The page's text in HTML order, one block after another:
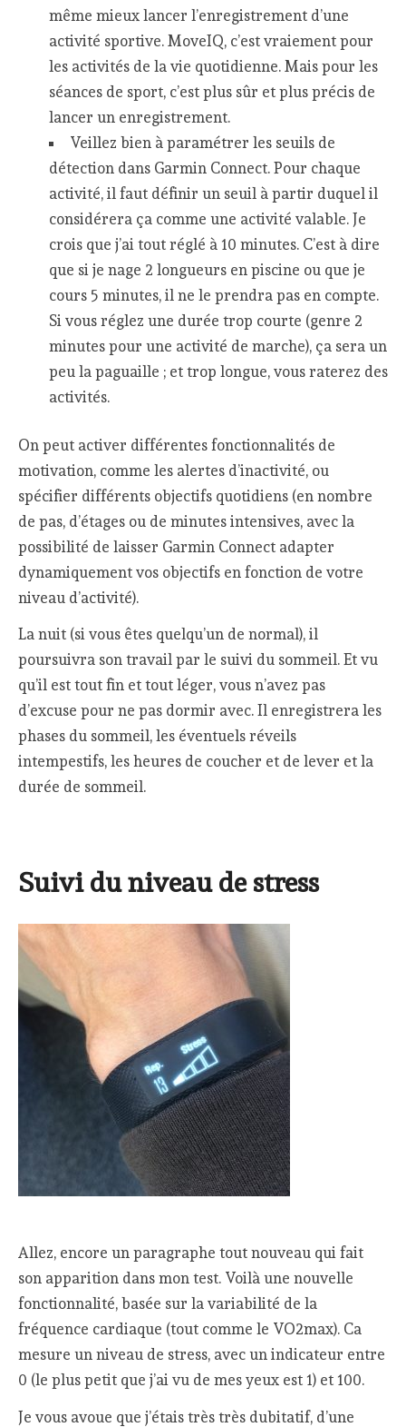
même mieux lancer l’enregistrement d’une
activité sportive. MoveIQ, c’est vraiement pour
les activités de la vie quotidienne. Mais pour les
séances de sport, c’est plus sûr et plus précis de
lancer un enregistrement.
Veillez bien à paramétrer les seuils de
détection dans Garmin Connect. Pour chaque
activité, il faut définir un seuil à partir duquel il
considérera ça comme une activité valable. Je
crois que j’ai tout réglé à 10 minutes. C’est à dire
que si je nage 2 longueurs en piscine ou que je
cours 5 minutes, il ne le prendra pas en compte.
Si vous réglez une durée trop courte (genre 2
minutes pour une activité de marche), ça sera un
peu la paguaille ; et trop longue, vous raterez des
activités.
On peut activer différentes fonctionnalités de
motivation, comme les alertes d’inactivité, ou
spécifier différents objectifs quotidiens (en nombre
de pas, d’étages ou de minutes intensives, avec la
possibilité de laisser Garmin Connect adapter
dynamiquement vos objectifs en fonction de votre
niveau d’activité).
La nuit (si vous êtes quelqu’un de normal), il
poursuivra son travail par le suivi du sommeil. Et vu
qu’il est tout fin et tout léger, vous n’avez pas
d’excuse pour ne pas dormir avec. Il enregistrera les
phases du sommeil, les éventuels réveils
intempestifs, les heures de coucher et de lever et la
durée de sommeil.
Suivi du niveau de stress
Allez, encore un paragraphe tout nouveau qui fait
son apparition dans mon test. Voilà une nouvelle
fonctionnalité, basée sur la variabilité de la
fréquence cardiaque (tout comme le VO2max). Ca
mesure un niveau de stress, avec un indicateur entre
0 (le plus petit que j’ai vu de mes yeux est 1) et 100.
Je vous avoue que j’étais très très dubitatif, d’une